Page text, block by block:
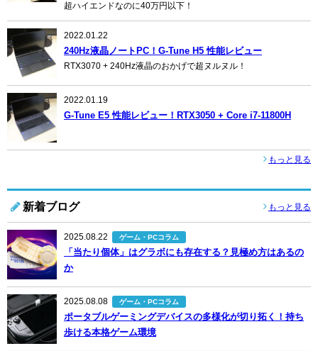
超ハイエンドなのに40万円以下！
2022.01.22
240Hz液晶ノートPC！G-Tune H5 性能レビュー
RTX3070 + 240Hz液晶のおかげで超ヌルヌル！
2022.01.19
G-Tune E5 性能レビュー！RTX3050 + Core i7-11800H
もっと見る
新着ブログ もっと見る
2025.08.22 ゲーム・PCコラム
「当たり個体」はグラボにも存在する？見極め方はあるの
か
2025.08.08 ゲーム・PCコラム
ポータブルゲーミングデバイスの多様化が切り拓く！持ち
歩ける本格ゲーム環境